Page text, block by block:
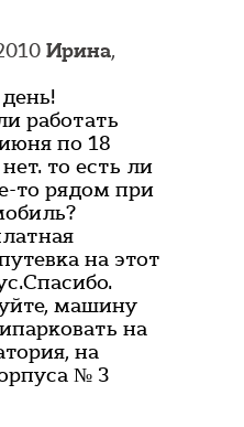
Ирина,
работать
по 18
то есть ли
то рядом при
на этот
машину
на
на
№ 3